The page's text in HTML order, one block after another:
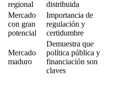
regional
distribuida
Mercado
con gran
potencial
Importancia de
regulación y
certidumbre
Mercado
maduro
Demuestra que
política pública y
financiación son
claves